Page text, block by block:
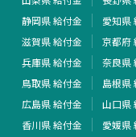
静岡県 給付金
愛知県
滋賀県 給付金
京都府
兵庫県 給付金
奈良県
鳥取県 給付金
島根県
広島県 給付金
山口県
香川県 給付金
愛媛県